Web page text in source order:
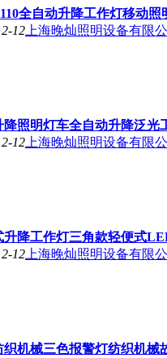
全自动升降工作灯移动照
12 上海晚灿照明设备有限
降照明灯车全自动升降泛光
12 上海晚灿照明设备有限
升降工作灯三角款轻便式
12 上海晚灿照明设备有限
织机械三色报警灯纺织机械